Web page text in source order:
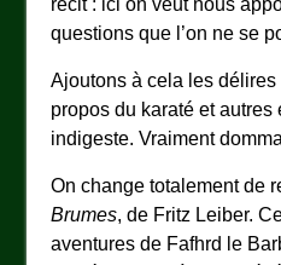
récit : ici on veut nous
questions que l’on ne se
Ajoutons à cela les
propos du karaté et autres
indigeste. Vraiment
On change totalement de
Brumes, de Fritz Leiber.
aventures de Fafhrd le